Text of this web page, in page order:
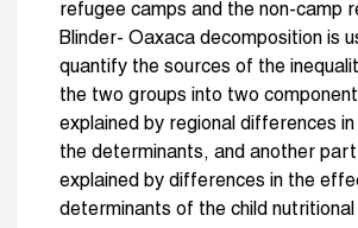
refugee camps and the non-camp
Blinder- Oaxaca decomposition is
quantify the sources of the
the two groups into two
explained by regional differences
the determinants, and another
explained by differences in the
determinants of the child